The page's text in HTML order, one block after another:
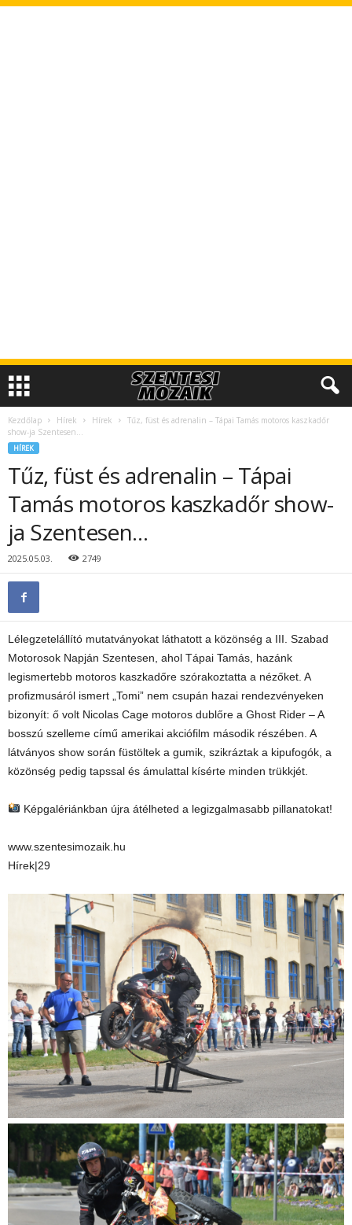
Kezdőlap Hírek Hírek
Tűz, füst és adrenalin – Tápai Tamás motoros kaszkadőr
show-ja Szentesen…
HÍREK
Tűz, füst és adrenalin – Tápai
Tamás motoros kaszkadőr show-
ja Szentesen…
2025.05.03. 2749
Lélegzetelállító mutatványokat láthatott a közönség a III. Szabad
Motorosok Napján Szentesen, ahol Tápai Tamás, hazánk
legismertebb motoros kaszkadőre szórakoztatta a nézőket. A
profizmusáról ismert „Tomi” nem csupán hazai rendezvényeken
bizonyít: ő volt Nicolas Cage motoros dublőre a Ghost Rider – A
bosszú szelleme című amerikai akciófilm második részében. A
látványos show során füstöltek a gumik, szikráztak a kipufogók, a
közönség pedig tapssal és ámulattal kísérte minden trükkjét.
Képgalériánkban újra átélheted a legizgalmasabb pillanatokat!
www.szentesimozaik.hu
Hírek|29